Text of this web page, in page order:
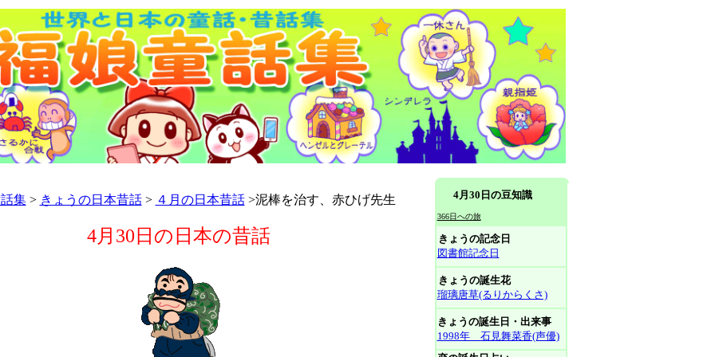
集> きょうの日本昔話> ４月の日本昔話>泥棒を治す、赤ひげ先生
4月30日の日本の昔話
4月30日の豆知識
366日への旅
きょうの記念日
図書館記念日
きょうの誕生花
瑠璃唐草(るりからくさ)
きょうの誕生日・出来事
1998年 石見舞菜香(声優)